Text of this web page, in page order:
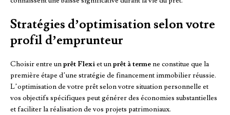
Stratégies d’optimisation selon votre
profil d’emprunteur
Choisir entre unprêt Flexiet unprêt à termene constitue que la
première étape d’une stratégie de financement immobilier réussie.
L’optimisation de votre prêt selon votre situation personnelle et
vos objectifs spécifiques peut générer des économies substantielles
et faciliter la réalisation de vos projets patrimoniaux.